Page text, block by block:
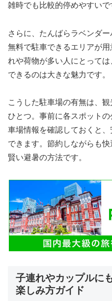
雑時でも比較的停めやすいで
さらに、たんばらラベンダ
無料で駐車できるエリアが
れや荷物が多い人にとって
できるのは大きな魅力です。
こうした駐車場の有無は、
ひとつ。事前に各スポット
車場情報を確認しておくと
できます。節約しながらも快
賢い避暑の方法です。
子連れやカップルに
楽しみ方ガイド